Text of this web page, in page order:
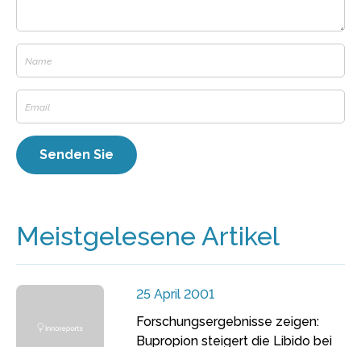
Meistgelesene Artikel
25 April 2001
Forschungsergebnisse zeigen:
Bupropion steigert die Libido bei